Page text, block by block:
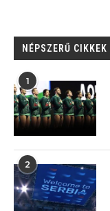
NÉPSZERŰ CIKKEK
1
2